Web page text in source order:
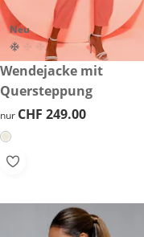
Neu
CHF 249.00
Wendejacke mit
Quersteppung
CHF 249.00
nur CHF 249.00